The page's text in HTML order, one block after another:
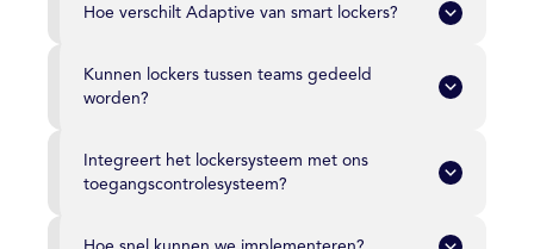
Hoe verschilt Adaptive van smart lockers?
Kunnen lockers tussen teams gedeeld
worden?
Integreert het lockersysteem met ons
toegangscontrolesysteem?